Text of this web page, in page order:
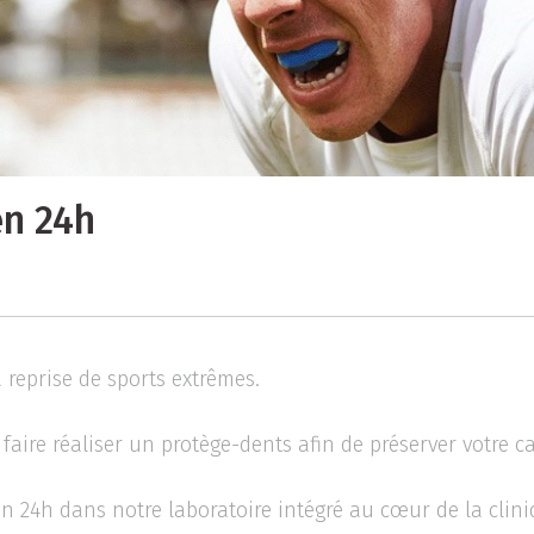
24h
de sports extrêmes.
réaliser un protège-dents afin de préserver votre
24h dans notre laboratoire intégré au cœur de la